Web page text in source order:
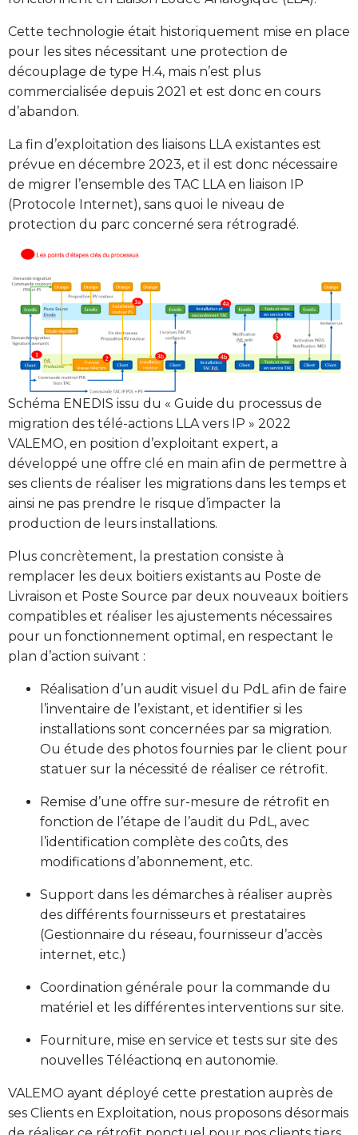
Cette technologie était historiquement mise en place
pour les sites nécessitant une protection de
découplage de type H.4, mais n’est plus
commercialisée depuis 2021 et est donc en cours
d’abandon.
La fin d’exploitation des liaisons LLA existantes est
prévue en décembre 2023, et il est donc nécessaire
de migrer l’ensemble des TAC LLA en liaison IP
(Protocole Internet), sans quoi le niveau de
protection du parc concerné sera rétrogradé.
Schéma ENEDIS issu du « Guide du processus de
migration des télé-actions LLA vers IP » 2022
VALEMO, en position d’exploitant expert, a
développé une offre clé en main afin de permettre à
ses clients de réaliser les migrations dans les temps et
ainsi ne pas prendre le risque d’impacter la
production de leurs installations.
Plus concrètement, la prestation consiste à
remplacer les deux boitiers existants au Poste de
Livraison et Poste Source par deux nouveaux boitiers
compatibles et réaliser les ajustements nécessaires
pour un fonctionnement optimal, en respectant le
plan d’action suivant :
Réalisation d’un audit visuel du PdL afin de faire
l’inventaire de l’existant, et identifier si les
installations sont concernées par sa migration.
Ou étude des photos fournies par le client pour
statuer sur la nécessité de réaliser ce rétrofit.
Remise d’une offre sur-mesure de rétrofit en
fonction de l’étape de l’audit du PdL, avec
l’identification complète des coûts, des
modifications d’abonnement, etc.
Support dans les démarches à réaliser auprès
des différents fournisseurs et prestataires
(Gestionnaire du réseau, fournisseur d’accès
internet, etc.)
Coordination générale pour la commande du
matériel et les différentes interventions sur site.
Fourniture, mise en service et tests sur site des
nouvelles Téléactionq en autonomie.
VALEMO ayant déployé cette prestation auprès de
ses Clients en Exploitation, nous proposons désormais